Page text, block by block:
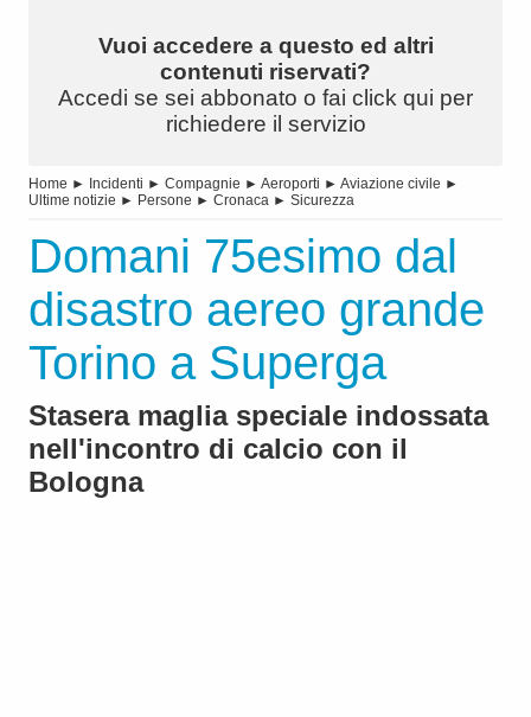
Vuoi accedere a questo ed altri
contenuti riservati?
Accedi se sei abbonato o fai click qui per
richiedere il servizio
Home ► Incidenti ► Compagnie ► Aeroporti ► Aviazione civile ►
Ultime notizie ► Persone ► Cronaca ► Sicurezza
Domani 75esimo dal
disastro aereo grande
Torino a Superga
Stasera maglia speciale indossata
nell'incontro di calcio con il
Bologna